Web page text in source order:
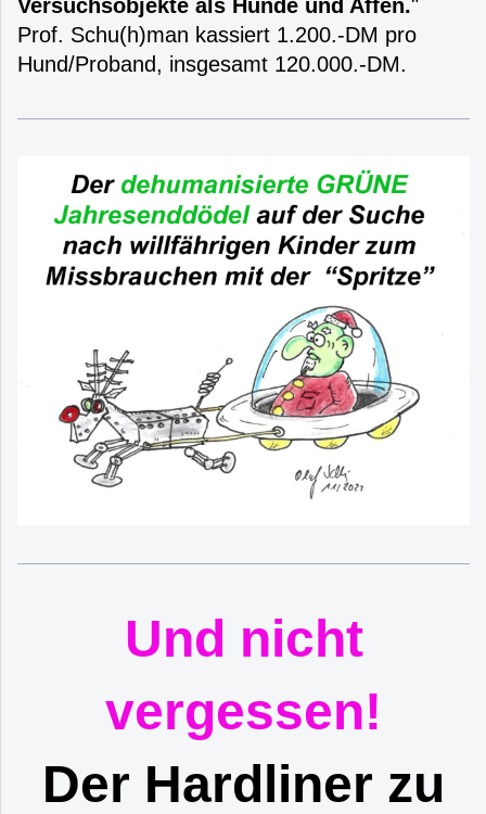
Versuchsobjekte als Hunde und Affen."
Prof. Schu(h)man kassiert 1.200.-DM pro
Hund/Proband, insgesamt 120.000.-DM.
Und nicht
vergessen!
Der Hardliner zu